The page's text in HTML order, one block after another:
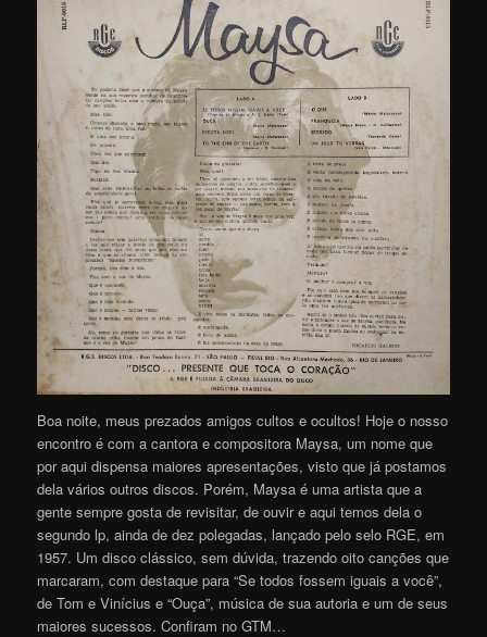
Boa noite, meus prezados amigos cultos e ocultos! Hoje o nosso
encontro é com a cantora e compositora Maysa, um nome que
por aqui dispensa maiores apresentações, visto que já postamos
dela vários outros discos. Porém, Maysa é uma artista que a
gente sempre gosta de revisitar, de ouvir e aqui temos dela o
segundo lp, ainda de dez polegadas, lançado pelo selo RGE, em
1957. Um disco clássico, sem dúvida, trazendo oito canções que
marcaram, com destaque para “Se todos fossem iguais a você”,
de Tom e Vinícius e “Ouça”, música de sua autoria e um de seus
maiores sucessos. Confiram no GTM…